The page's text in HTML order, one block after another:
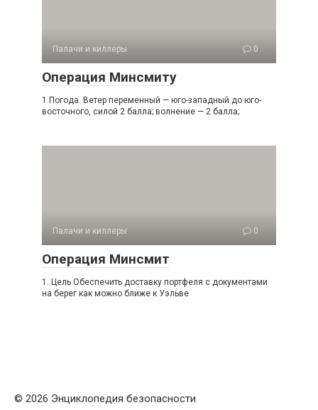
Палачи и киллеры 0
Операция Минсмиту
1.Погода. Ветер переменный — юго-западный до юго-
восточного, силой 2 балла; волнение — 2 балла;
Палачи и киллеры 0
Операция Минсмит
1. Цель Обеспечить доставку портфеля с документами
на берег как можно ближе к Уэльве
© 2026 Энциклопедия безопасности